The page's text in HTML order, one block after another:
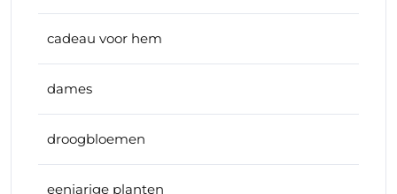
cadeau voor hem
dames
droogbloemen
eenjarige planten